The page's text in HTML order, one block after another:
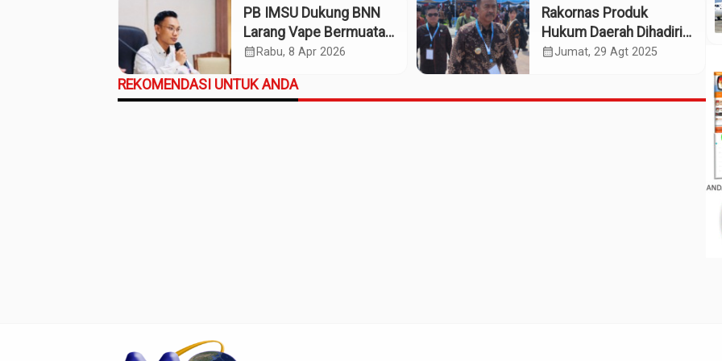
PB IMSU Dukung BNN
Larang Vape Bermuatan
Narkotika
calendar_month Rabu, 8 Apr 2026
Rakornas Produk
Hukum Daerah Dihadiri
Bupati Madina
calendar_monthJumat, 29 Agt 2025
REKOMENDASI UNTUK ANDA